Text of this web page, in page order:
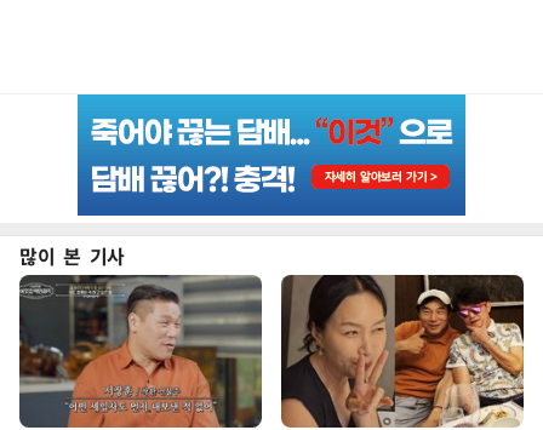
많이 본 기사